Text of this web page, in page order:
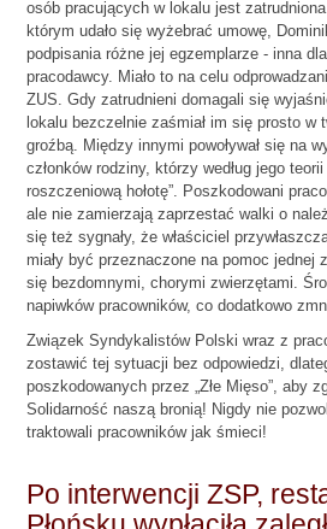
osób pracujących w lokalu jest
którym udało się wyżebrać umowę,
podpisania różne jej egzemplarze - inna
pracodawcy. Miało to na celu
ZUS. Gdy zatrudnieni domagali się
lokalu bezczelnie zaśmiał im się prosto w
groźbą. Między innymi powoływał się na
członków rodziny, którzy według jego
roszczeniową hołotę”. Poszkodowani
ale nie zamierzają zaprzestać walki o
się też sygnały, że właściciel
miały być przeznaczone na pomoc jednej
się bezdomnymi, chorymi zwierzętami.
napiwków pracowników, co dodatkowo
Związek Syndykalistów Polski wraz z
zostawić tej sytuacji bez odpowiedzi,
poszkodowanych przez „Złe Mięso”, aby
Solidarność naszą bronią! Nigdy nie
traktowali pracowników jak śmieci!
Po interwencji ZSP,